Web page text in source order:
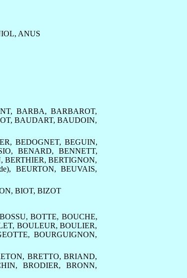
, ANUS
,BARBA,BARBAROT,
,BAUDART,BAUDOIN,
, BEDOGNET, BEGUIN,
, BENARD, BENNETT,
,BERTHIER,BERTIGNON,
, BEURTON,BEUVAIS,
, BIOT, BIZOT
BOSSU,BOTTE, BOUCHE,
, BOULEUR,BOULIER,
,BOURGUIGNON,
, BRETTO,BRIAND,
,BRODIER,BRONN,